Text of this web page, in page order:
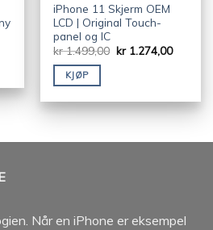
iPhone 11 Skjerm OEM
LCD | Original Touch-
panel og IC
kr1.499,00 kr1.274,00
KJØP
Når en iPhone er eksempel